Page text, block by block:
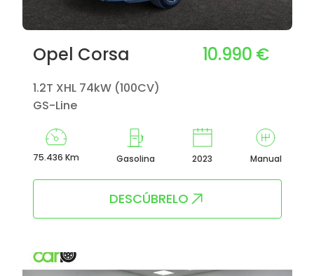
Opel Corsa
1.2T XHL 74kW (100CV)
GS-Line
10.990 €
75.436 Km Gasolina 2023 Manual
DESCÚBRELO